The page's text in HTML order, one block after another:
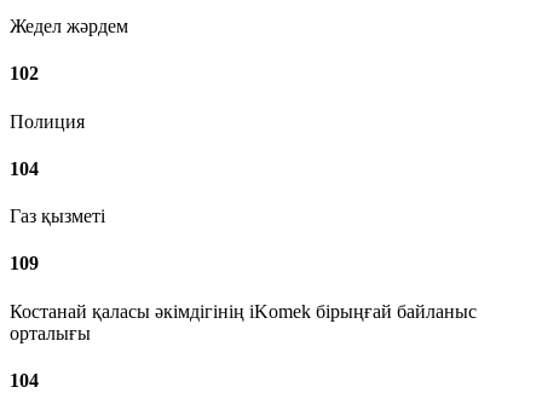
Жедел жәрдем
102
Полиция
104
Газ қызметі
109
Костанай қаласы әкімдігінің iKomek бірыңғай байланыс
орталығы
104